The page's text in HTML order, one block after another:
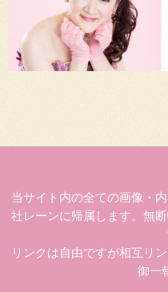
当サイト内の全ての画像・
社レーンに帰属します。無
リンクは自由ですが相互リ
御一